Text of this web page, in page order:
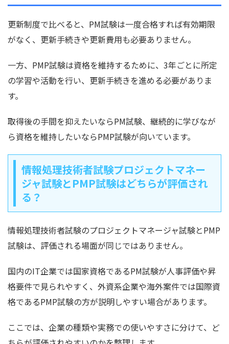
更新制度で比べると、PM試験は一度合格すれば有効期限
がなく、更新手続きや更新費用も必要ありません。
一方、PMP試験は資格を維持するために、3年ごとに所定
の学習や活動を行い、更新手続きを進める必要がありま
す。
取得後の手間を抑えたいならPM試験、継続的に学びなが
ら資格を維持したいならPMP試験が向いています。
情報処理技術者試験プロジェクトマネー
ジャ試験とPMP試験はどちらが評価され
る？
情報処理技術者試験のプロジェクトマネージャ試験とPMP
試験は、評価される場面が同じではありません。
国内のIT企業では国家資格であるPM試験が人事評価や昇
格要件で見られやすく、外資系企業や海外案件では国際資
格であるPMP試験の方が説明しやすい場合があります。
ここでは、企業の種類や実務での使いやすさに分けて、ど